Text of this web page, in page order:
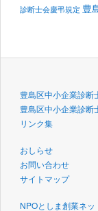
診断士会慶弔規定 豊
豊島区中小企業診断
豊島区中小企業診断
リンク集
おしらせ
お問い合わせ
サイトマップ
NPOとしま創業ネッ